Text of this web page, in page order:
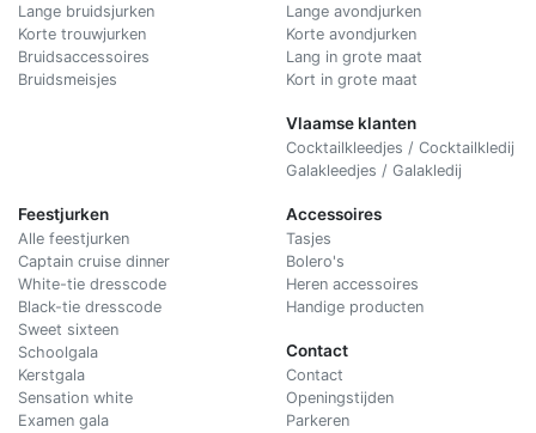
Lange bruidsjurken
Korte trouwjurken
Bruidsaccessoires
Bruidsmeisjes
Lange avondjurken
Korte avondjurken
Lang in grote maat
Kort in grote maat
Vlaamse klanten
Cocktailkleedjes / Cocktailkledij
Galakleedjes / Galakledij
Feestjurken
Alle feestjurken
Captain cruise dinner
White-tie dresscode
Black-tie dresscode
Sweet sixteen
Schoolgala
Kerstgala
Sensation white
Examen gala
Accessoires
Tasjes
Bolero's
Heren accessoires
Handige producten
Contact
Contact
Openingstijden
Parkeren